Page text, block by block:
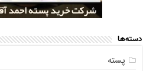
خرید کلی پسته شور
شرکت خرید پسته احمد
قیمت تولید پسته
مراکز خريد پسته
شرکت خرید پسته
دسته‌ها
پسته